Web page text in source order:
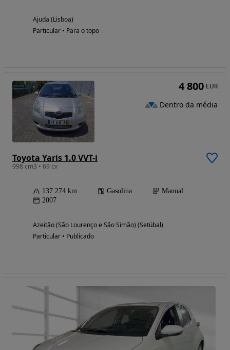
Ajuda (Lisboa)
Particular • Para o topo
Toyota Yaris 1.0 VVT-i
998 cm3 • 69 cv
137 274 km Gasolina
Manual
2007
Azeitão (São Lourenço e São Simão) (Setúbal)
Particular • Publicado
4 800 EUR
Dentro da média